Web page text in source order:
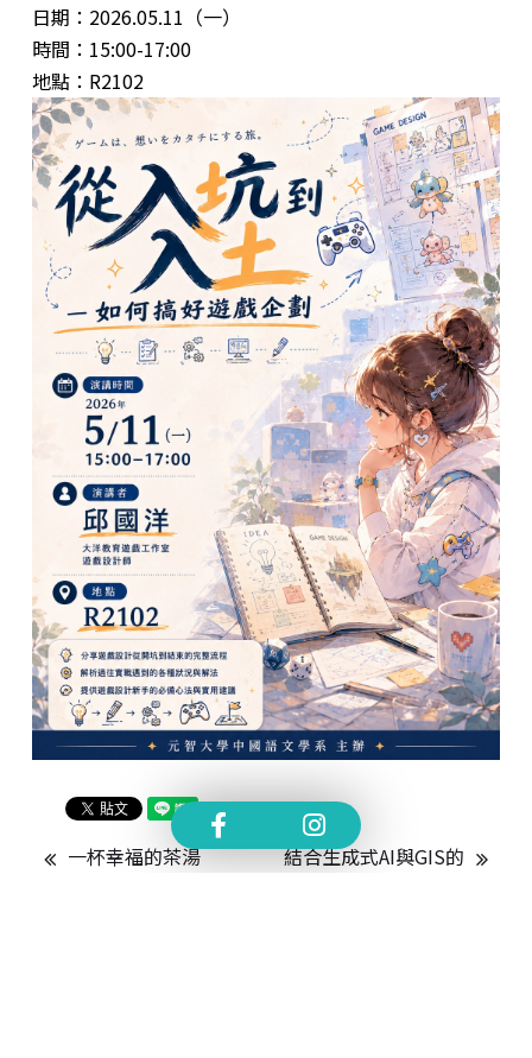
日期：2026.05.11（一）
時間：15:00-17:00
地點：R2102
一杯幸福的茶湯
結合生成式AI與GIS的